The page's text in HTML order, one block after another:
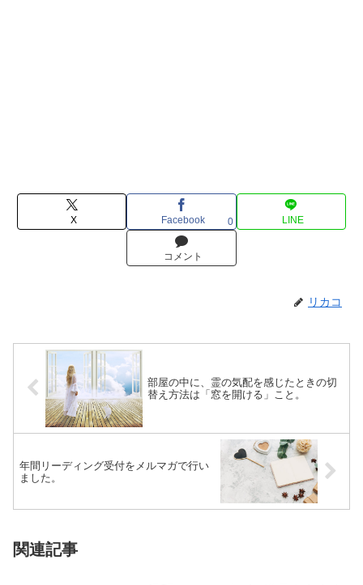
X Facebook 0 LINE
コメント
リカコ
部屋の中に、霊の気配を感じたときの切
替え方法は「窓を開ける」こと。
年間リーディング受付をメルマガで行い
ました。
関連記事